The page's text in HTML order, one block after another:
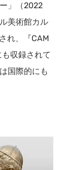
」（2022
美術館カル
れ、『CAM
収録されて
国際的にも